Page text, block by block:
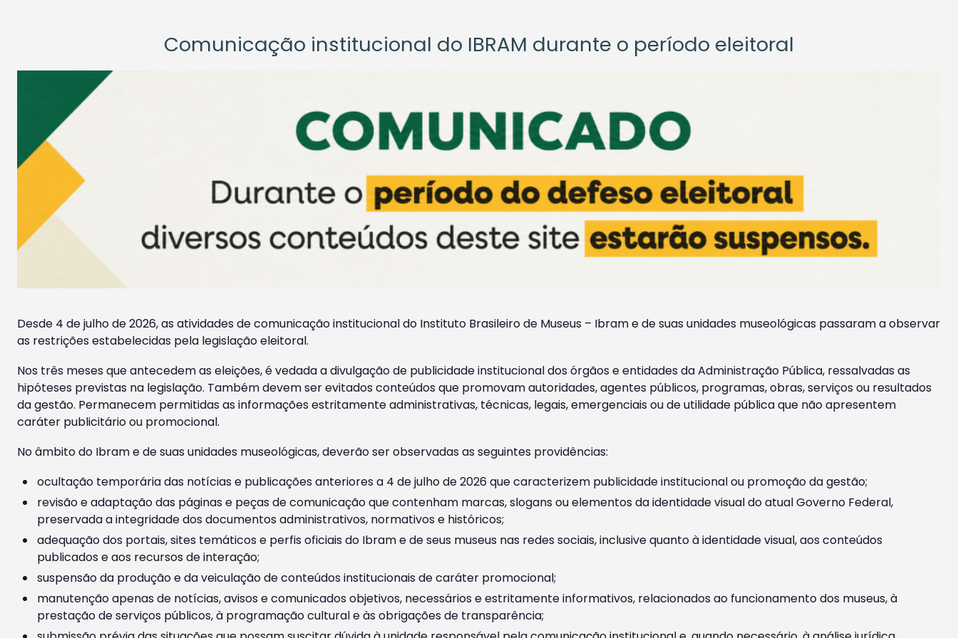
Comunicação institucional do IBRAM durante o período eleitoral
Desde 4 de julho de 2026, as atividades de comunicação institucional do Instituto Brasileiro de Museus – Ibram e de suas unidades museológicas passaram a observar
as restrições estabelecidas pela legislação eleitoral.
Nos três meses que antecedem as eleições, é vedada a divulgação de publicidade institucional dos órgãos e entidades da Administração Pública, ressalvadas as
hipóteses previstas na legislação. Também devem ser evitados conteúdos que promovam autoridades, agentes públicos, programas, obras, serviços ou resultados
da gestão. Permanecem permitidas as informações estritamente administrativas, técnicas, legais, emergenciais ou de utilidade pública que não apresentem
caráter publicitário ou promocional.
No âmbito do Ibram e de suas unidades museológicas, deverão ser observadas as seguintes providências:
ocultação temporária das notícias e publicações anteriores a 4 de julho de 2026 que caracterizem publicidade institucional ou promoção da gestão;
revisão e adaptação das páginas e peças de comunicação que contenham marcas, slogans ou elementos da identidade visual do atual Governo Federal,
preservada a integridade dos documentos administrativos, normativos e históricos;
adequação dos portais, sites temáticos e perfis oficiais do Ibram e de seus museus nas redes sociais, inclusive quanto à identidade visual, aos conteúdos
publicados e aos recursos de interação;
suspensão da produção e da veiculação de conteúdos institucionais de caráter promocional;
manutenção apenas de notícias, avisos e comunicados objetivos, necessários e estritamente informativos, relacionados ao funcionamento dos museus, à
prestação de serviços públicos, à programação cultural e às obrigações de transparência;